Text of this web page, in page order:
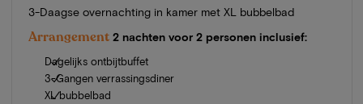
3-Daagse overnachting in kamer met XL bubbelbad
Arrangement 2 nachten voor 2 personen inclusief:
Dagelijks ontbijtbuffet
3-Gangen verrassingsdiner
XL bubbelbad